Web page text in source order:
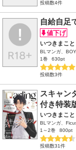
投稿数4件
自給自足
いつきまこと
BLマンガ、
1巻
630pt
投稿数3件
スキャン
付き特装
いつきまこと
BLマンガ、
1～2巻
800pt
投稿数31件